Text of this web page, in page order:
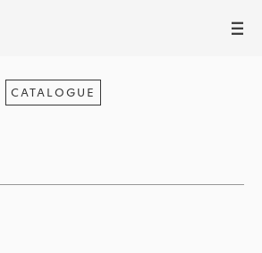
III
CATALOGUE